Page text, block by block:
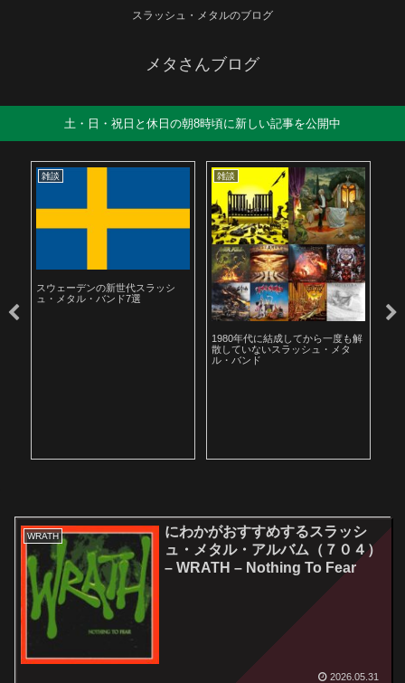
スラッシュ・メタルのブログ
メタさんブログ
土・日・祝日と休日の朝8時頃に新しい記事を公開中
雑談
スウェーデンの新世代スラッシ
ュ・メタル・バンド7選
雑談
1980年代に結成してから一度も解
散していないスラッシュ・メタ
ル・バンド
WRATH
にわかがおすすめするスラッシ
ュ・メタル・アルバム（７０４）
– WRATH – Nothing To Fear
2026.05.31